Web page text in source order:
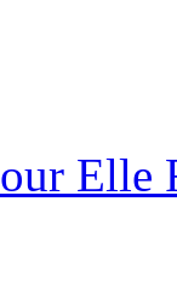
Elle